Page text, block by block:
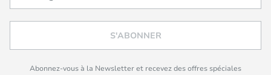
S'ABONNER
Abonnez-vous à la Newsletter et recevez des offres spéciales